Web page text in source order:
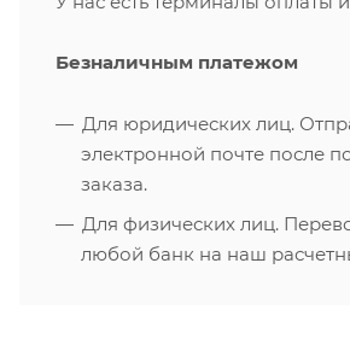
Безналичным платежом
Для юридических лиц.
электронной почте после
заказа.
Для физических лиц.
любой банк на наш